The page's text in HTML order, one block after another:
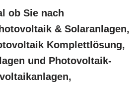
ob Sie nach
& Solaranlagen,
Komplettlösung,
und Photovoltaik-